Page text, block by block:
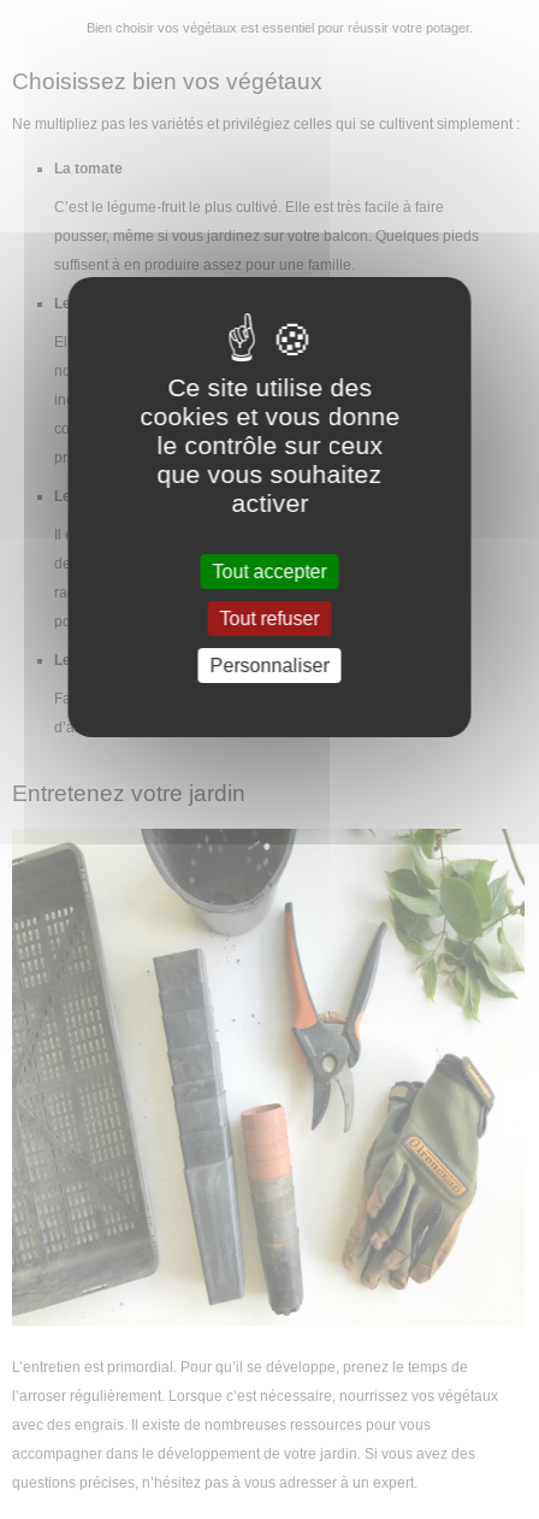
Ce site utilise des
cookies et vous donne
le contrôle sur ceux
que vous souhaitez
activer
Tout accepter
Tout refuser
Personnaliser
Bien choisir vos végétaux est essentiel pour réussir votre potager.
Choisissez bien vos végétaux
Ne multipliez pas les variétés et privilégiez celles qui se cultivent simplement :
La tomate
C’est le légume-fruit le plus cultivé. Elle est très facile à faire
pousser, même si vous jardinez sur votre balcon. Quelques pieds
suffisent à en produire assez pour une famille.
Les salades
Elles peuvent être cultivées toute l’année. Il existe de
nombreuses variétés, mais la laitue et la batavia sont
incontestablement les plus faciles à cultiver. Les jardiniers
conseillent de planter en janvier les variétés qui se récoltent au
printemps, et en mars celles qui se récoltent en automne.
Le radis
Il est souvent utilisé pour initier les enfants au jardinage. Il suffit
de semer les graines à la volée et de les recouvrir de terre. Le
radis pousse très vite : après quatre semaines d’attente, vous
pourrez déguster les premiers.
Les plantes aromatiques
Faciles à entretenir, décoratives et utiles, elles vous permettront
d’assaisonner vos plats en toute simplicité.
Entretenez votre jardin
L’entretien est primordial. Pour qu’il se développe, prenez le temps de
l’arroser régulièrement. Lorsque c’est nécessaire, nourrissez vos végétaux
avec des engrais. Il existe de nombreuses ressources pour vous
accompagner dans le développement de votre jardin. Si vous avez des
questions précises, n’hésitez pas à vous adresser à un expert.